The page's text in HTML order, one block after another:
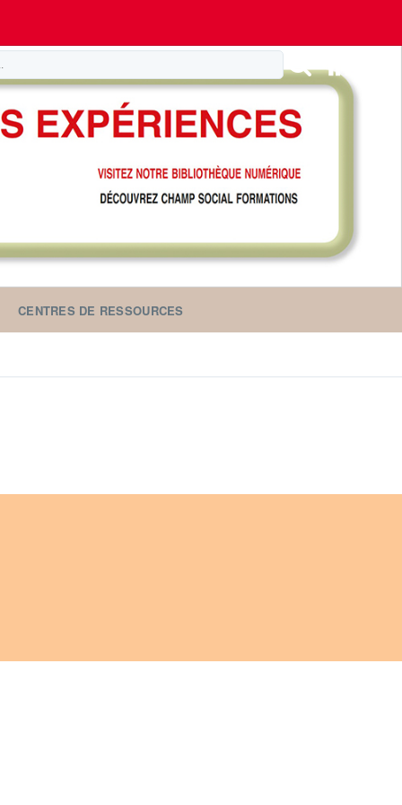
CENTRES DE RESSOURCES